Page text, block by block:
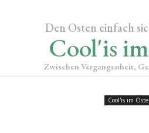
Den Osten einfach
Cool'is
Zwischen Vergangenheit,
Cool'is im